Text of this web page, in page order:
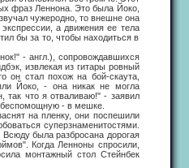
фраз Леннона. Это была Йоко,
чужеродно, то внешне она
а движения ее тела
бы за то, чтобы находиться в
- англ.), сопровождавшихся
извлекая из гитары ровный
он стал похож на бой-скаута,
Йоко, - она никак не могла
так что я отваливаю!" - заявил
беспомощную - в мешке.
на пленку, они поспешили
суперзнаменитостями.
была разбросана дорогая
Когда Ленноны спросили,
монтажный стол Стейнбек